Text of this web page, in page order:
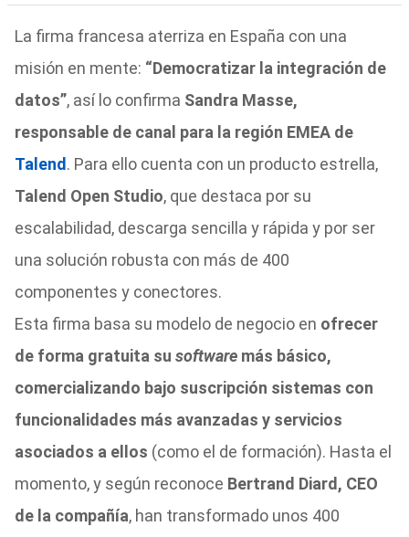
La firma francesa aterriza en España con una
misión en mente: “Democratizar la integración de
datos”, así lo confirma Sandra Masse,
responsable de canal para la región EMEA de
Talend . Para ello cuenta con un producto estrella,
Talend Open Studio, que destaca por su
escalabilidad, descarga sencilla y rápida y por ser
una solución robusta con más de 400
componentes y conectores.
Esta firma basa su modelo de negocio en ofrecer
de forma gratuita su softwaremás básico,
comercializando bajo suscripción sistemas con
funcionalidades más avanzadas y servicios
asociados a ellos (como el de formación). Hasta el
momento, y según reconoce Bertrand Diard, CEO
de la compañía, han transformado unos 400